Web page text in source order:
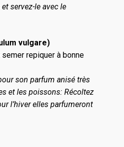
servez-le avec le
vulgare)
semer repiquer à bonne
son parfum anisé très
et les poissons: Récoltez
l’hiver elles parfumeront